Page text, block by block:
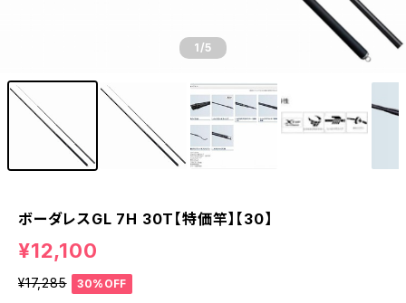
1/5
ボーダレスGL 7H 30T【特価竿】【30】
¥12,100
¥17,285 30%OFF